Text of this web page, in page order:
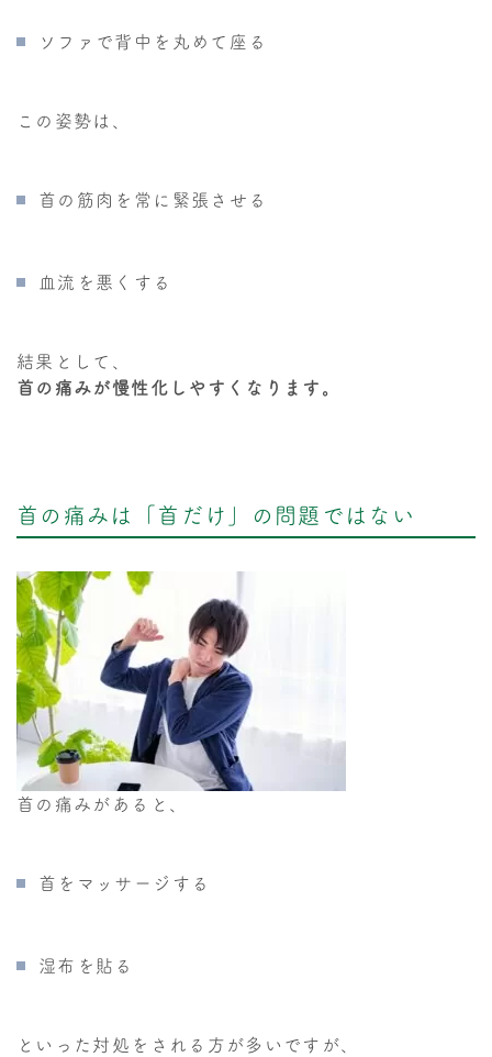
ソファで背中を丸めて座る
この姿勢は、
首の筋肉を常に緊張させる
血流を悪くする
結果として、
首の痛みが慢性化しやすくなります。
首の痛みは「首だけ」の問題ではない
首の痛みがあると、
首をマッサージする
湿布を貼る
といった対処をされる方が多いですが、